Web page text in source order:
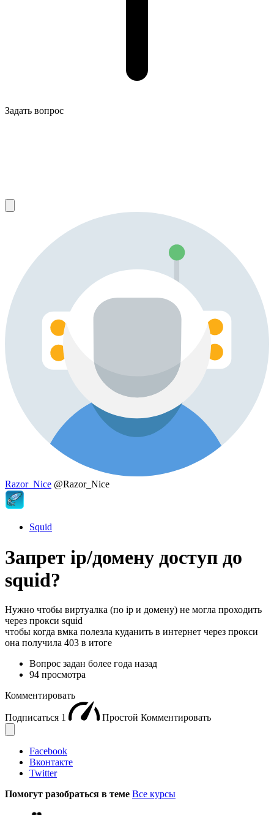
Задать вопрос
Razor_Nice @Razor_Nice
Squid
Запрет ip/домену доступ до
squid?
Нужно чтобы виртуалка (по ip и домену) не могла проходить
через прокси squid
чтобы когда вмка полезла куданить в интернет через прокси
она получила 403 в итоге
Вопрос задан более года назад
94 просмотра
Комментировать
Подписаться 1 Простой Комментировать
Facebook
Вконтакте
Twitter
Помогут разобраться в теме Все курсы